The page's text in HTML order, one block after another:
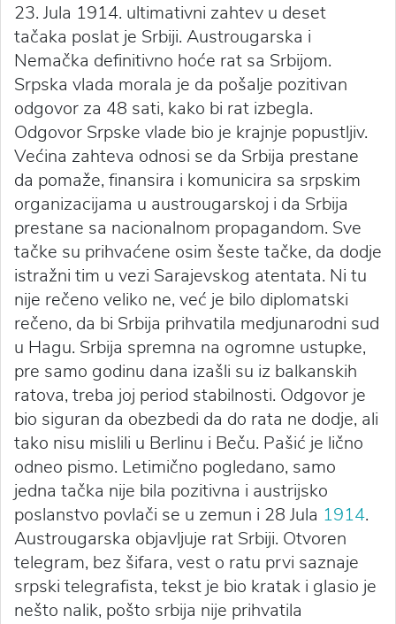
23. Jula 1914. ultimativni zahtev u deset
tačaka poslat je Srbiji. Austrougarska i
Nemačka definitivno hoće rat sa Srbijom.
Srpska vlada morala je da pošalje pozitivan
odgovor za 48 sati, kako bi rat izbegla.
Odgovor Srpske vlade bio je krajnje popustljiv.
Većina zahteva odnosi se da Srbija prestane
da pomaže, finansira i komunicira sa srpskim
organizacijama u austrougarskoj i da Srbija
prestane sa nacionalnom propagandom. Sve
tačke su prihvaćene osim šeste tačke, da dodje
istražni tim u vezi Sarajevskog atentata. Ni tu
nije rečeno veliko ne, već je bilo diplomatski
rečeno, da bi Srbija prihvatila medjunarodni sud
u Hagu. Srbija spremna na ogromne ustupke,
pre samo godinu dana izašli su iz balkanskih
ratova, treba joj period stabilnosti. Odgovor je
bio siguran da obezbedi da do rata ne dodje, ali
tako nisu mislili u Berlinu i Beču. Pašić je lično
odneo pismo. Letimično pogledano, samo
jedna tačka nije bila pozitivna i austrijsko
poslanstvo povlači se u zemun i 28 Jula 1914.
Austrougarska objavljuje rat Srbiji. Otvoren
telegram, bez šifara, vest o ratu prvi saznaje
srpski telegrafista, tekst je bio kratak i glasio je
nešto nalik, pošto srbija nije prihvatila